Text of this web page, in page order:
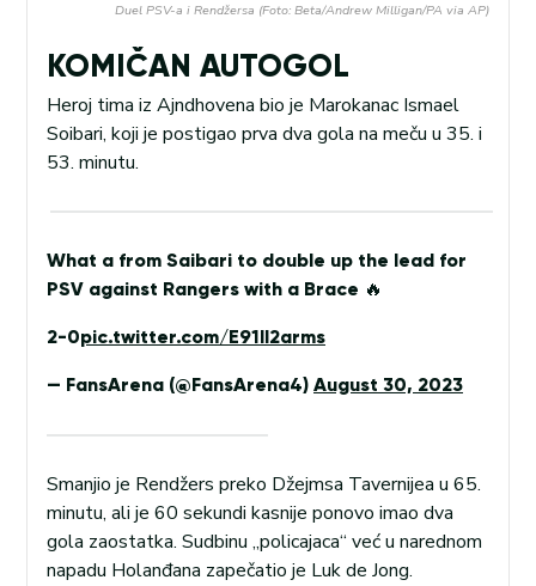
Duel PSV-a i Rendžersa (Foto: Beta/Andrew Milligan/PA via AP)
KOMIČAN AUTOGOL
Heroj tima iz Ajndhovena bio je Marokanac Ismael
Soibari, koji je postigao prva dva gola na meču u 35. i
53. minutu.
What a from Saibari to double up the lead for
PSV against Rangers with a Brace 🔥
2-0pic.twitter.com/E91Il2arms
— FansArena (@FansArena4) August 30, 2023
Smanjio je Rendžers preko Džejmsa Tavernijea u 65.
minutu, ali je 60 sekundi kasnije ponovo imao dva
gola zaostatka. Sudbinu „policajaca“ već u narednom
napadu Holanđana zapečatio je Luk de Jong.